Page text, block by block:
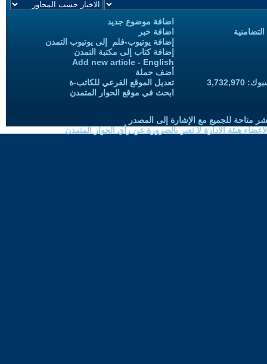
اضافة موضوع جديد
اضافة خبر
إضافة يوتيوب-فلم إلى يوتيوب التمدن
إضافة كتاب إلى مكتبة التمدن
Add new article - English
أضف حملة
تعديل الموقع الفرعي للكاتب-ة
ابحث في موقع الحوار المتمدن
متاحة للجميع مع الإشارة إلى المصدر
هيئة الادارة لا تعبر بالضرورة عن رأي الحوار المتمدن